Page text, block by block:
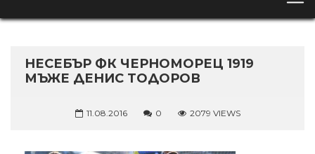
НЕСЕБЪР ФК ЧЕРНОМОРЕЦ 1919
МЪЖЕ ДЕНИС ТОДОРОВ
11.08.2016 0 2079 VIEWS